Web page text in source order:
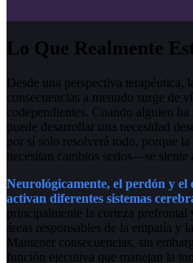
Lo Que Realmente
Desde una perspectiva terapéutica,
consecuencias a menudo surge de
codependientes. Cuando alguien
puede desarrollar una necesidad
por sí solo resolverá todo, porque
necesitan cambios serios—se siente
Neurológicamente, el perdón y el
activan diferentes sistemas
principalmente la corteza
áreas responsables de la empatía y
Mantener consecuencias, sin
función ejecutiva que manejan la